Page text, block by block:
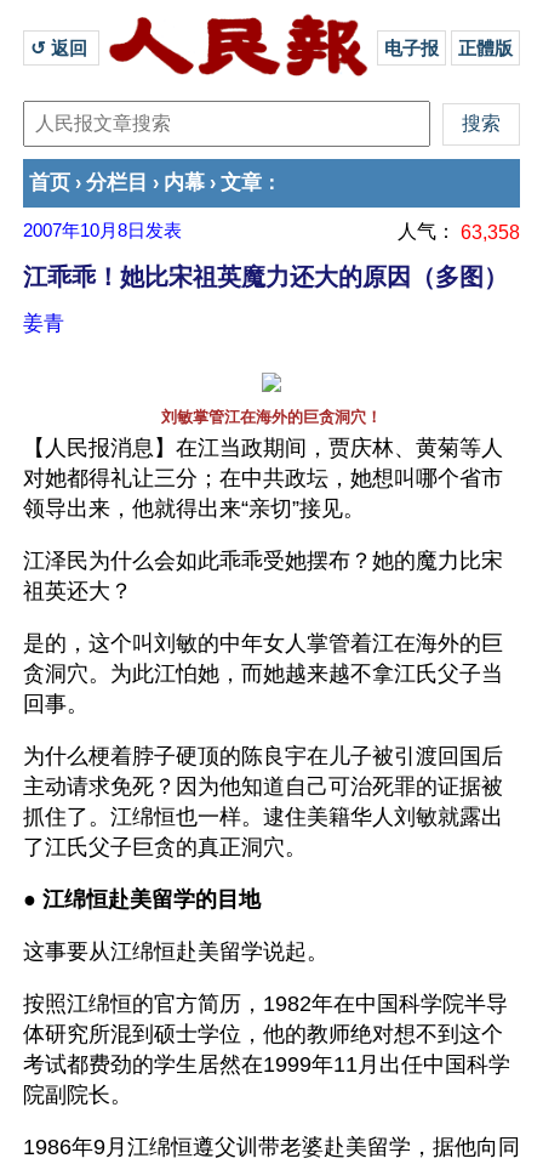
↺ 返回 电子报 正體版
首页 › 分栏目 › 内幕 › 文章 ：
2007年10月8日 发表 人气： 63,358
江乖乖！她比宋祖英魔力还大的原因（多图）
姜青
刘敏掌管江在海外的巨贪洞穴！
【人民报消息】在江当政期间，贾庆林、黄菊等人
对她都得礼让三分；在中共政坛，她想叫哪个省市
领导出来，他就得出来“亲切”接见。
江泽民为什么会如此乖乖受她摆布？她的魔力比宋
祖英还大？
是的，这个叫刘敏的中年女人掌管着江在海外的巨
贪洞穴。为此江怕她，而她越来越不拿江氏父子当
回事。
为什么梗着脖子硬顶的陈良宇在儿子被引渡回国后
主动请求免死？因为他知道自己可治死罪的证据被
抓住了。江绵恒也一样。逮住美籍华人刘敏就露出
了江氏父子巨贪的真正洞穴。
● 江绵恒赴美留学的目地
这事要从江绵恒赴美留学说起。
按照江绵恒的官方简历，1982年在中国科学院半导
体研究所混到硕士学位，他的教师绝对想不到这个
考试都费劲的学生居然在1999年11月出任中国科学
院副院长。
1986年9月江绵恒遵父训带老婆赴美留学，据他向同